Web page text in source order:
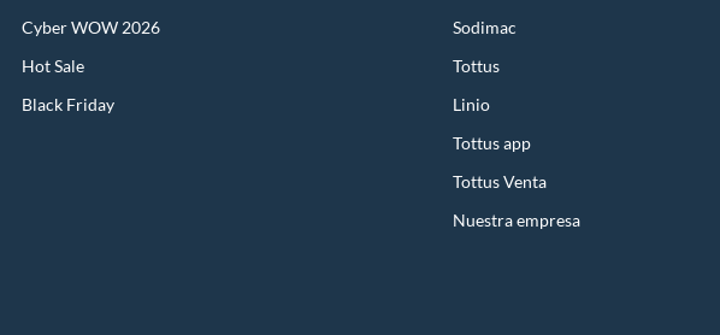
Cyber WOW 2026
Hot Sale
Black Friday
Sodimac
Tottus
Linio
Tottus app
Tottus Venta
Nuestra empresa